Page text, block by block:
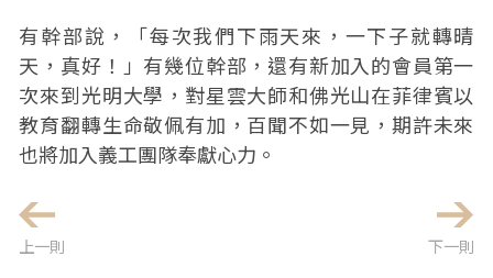
有幹部說，「每次我們下雨天來，一下子就轉晴
天，真好！」有幾位幹部，還有新加入的會員第一
次來到光明大學，對星雲大師和佛光山在菲律賓以
教育翻轉生命敬佩有加，百聞不如一見，期許未來
也將加入義工團隊奉獻心力。
上一則 下一則